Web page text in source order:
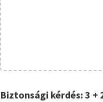
Biztonsági kérdés: 3 +